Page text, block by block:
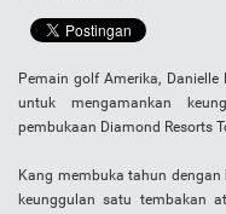
Pemain golf Amerika,
untuk mengamankan
pembukaan Diamond Resorts
Kang membuka tahun
keunggulan satu tembakan